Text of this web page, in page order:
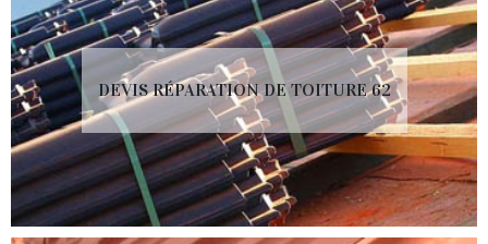
DEVIS RÉPARATION DE TOITURE 62